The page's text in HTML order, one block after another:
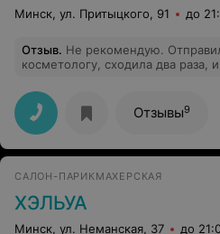
Минск, ул. Притыцкого, 91 до
Отзыв. Не рекомендую.
косметологу, сходила два раза,
просьбу дать воды
магазин за углом.
Отзывы9
САЛОН-ПАРИКМАХЕРСКАЯ
ХЭЛЬУА
Минск, ул. Неманская, 37 до